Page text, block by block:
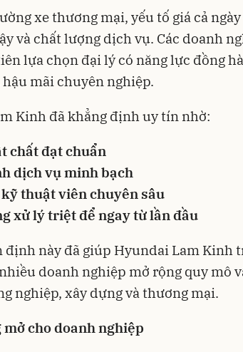
xe thương mại, yếu tố giá cả
và chất lượng dịch vụ. Các doanh
lựa chọn đại lý có năng lực đồng
mãi chuyên nghiệp.
Kinh đã khẳng định uy tín nhờ:
chất đạt chuẩn
dịch vụ minh bạch
thuật viên chuyên sâu
xử lý triệt để ngay từ lần đầu
định này đã giúp Hyundai Lam Kinh
doanh nghiệp mở rộng quy mô
nghiệp, xây dựng và thương mại.
mở cho doanh nghiệp